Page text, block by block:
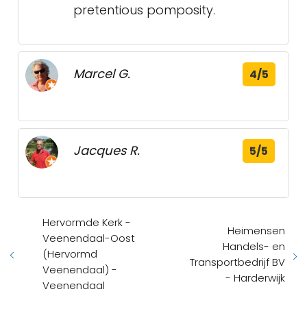
pretentious pomposity.
Marcel G. 4/5
Jacques R. 5/5
Hervormde Kerk -
Veenendaal-Oost
(Hervormd
Veenendaal) -
Veenendaal
Heimensen
Handels- en
Transportbedrijf BV
- Harderwijk